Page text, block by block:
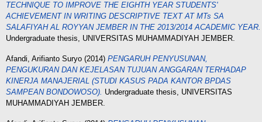
TECHNIQUE TO IMPROVE THE EIGHTH YEAR STUDENTS'
ACHIEVEMENT IN WRITING DESCRIPTIVE TEXT AT MTs SA
SALAFIYAH AL ROYYAN JEMBER IN TНЕ 2013/2014 ACADEMIC YEAR.
Undergraduate thesis, UNIVERSITAS MUHAMMADIYAH JEMBER.
Afandi, Arifianto Suryo (2014) PENGARUH PENYUSUNAN,
PENGUKURAN DAN KEJELASAN TUJUAN ANGGARAN TERHADAP
KINERJA MANAJERIAL (STUDI KASUS PADA KANTOR BPDAS
SAMPEAN BONDOWOSO). Undergraduate thesis, UNIVERSITAS
MUHAMMADIYAH JEMBER.